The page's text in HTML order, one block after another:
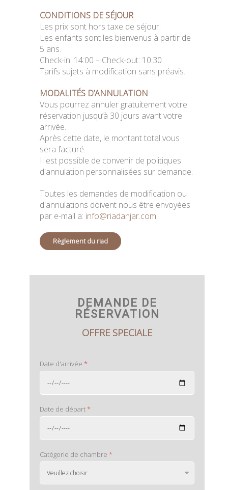
CONDITIONS DE SÉJOUR
Les prix sont hors taxe de séjour.
Les enfants sont les bienvenus à partir de
5 ans.
Check-in: 14:00 – Check-out: 10:30
Tarifs sujets à modification sans préavis.
MODALITÉS D’ANNULATION
Vous pourrez annuler gratuitement votre
réservation jusqu’à 30 jours avant votre
arrivée.
Après cette date, le montant total vous
sera facturé.
Il est possible de convenir de politiques
d'annulation personnalisées sur demande.
Toutes les demandes de modification ou
d'annulations doivent nous être envoyées
par e-mail a: info@riadanjar.com
Règlement du riad
DEMANDE DE
RÉSERVATION
OFFRE SPECIALE
Date d'arrivée *
Date de départ*
Catégorie de chambre *